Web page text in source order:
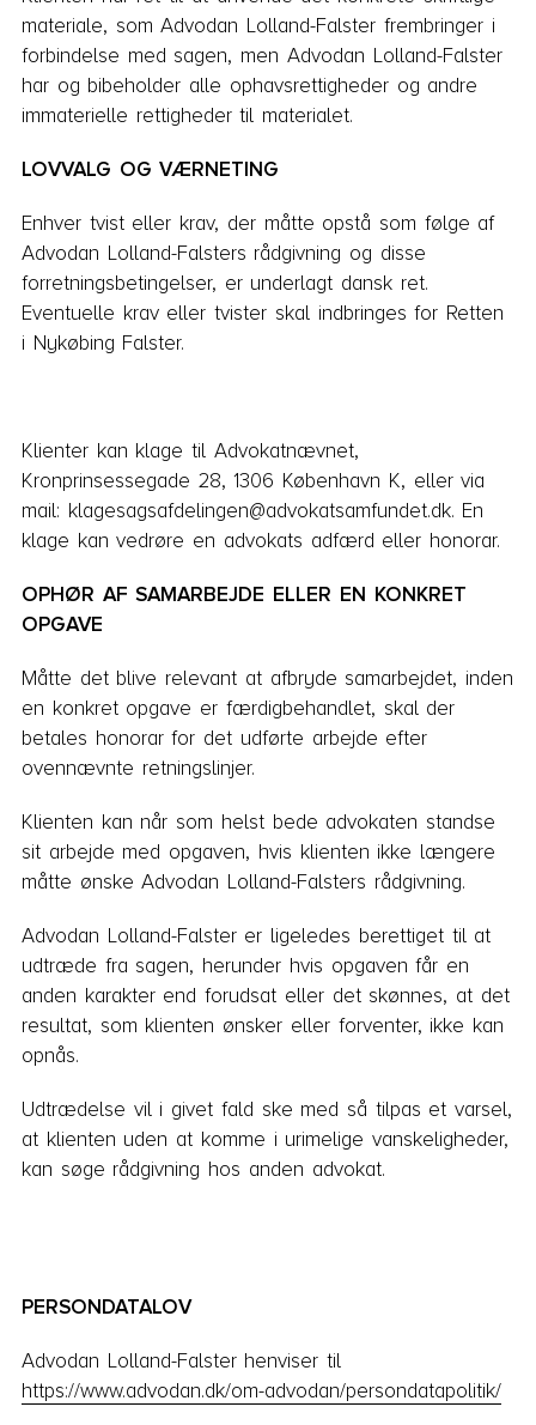
materiale, som Advodan Lolland-Falster frembringer i
forbindel­se med sagen, men Advodan Lolland-Falster
har og bibeholder alle ophavsrettigheder og andre
immaterielle ret­tigheder til materialet.
LOVVALG OG VÆRNETING
Enhver tvist eller krav, der måtte opstå som følge af
Advodan Lolland-Falsters rådgivning og disse
forretningsbetingelser, er underlagt dansk ret.
Eventuelle krav eller tvister skal indbringes for Retten
i Nykøbing Falster.
Klienter kan klage til Advokatnævnet,
Kronprinsessegade 28, 1306 København K, eller via
mail: klagesagsafdelingen@advokatsamfundet.dk. En
klage kan vedrøre en advokats adfærd eller honorar.
OPHØR AF SAMARBEJDE ELLER EN KONKRET
OPGAVE
Måtte det blive relevant at afbryde samarbejdet, inden
en konkret opgave er færdigbehandlet, skal der
betales honorar for det udførte arbejde efter
ovennævnte retningslinjer.
Klienten kan når som helst bede advokaten standse
sit arbejde med opgaven, hvis klienten ikke længere
måtte ønske Advodan Lolland-Falsters rådgivning.
Advodan Lolland-Falster er ligeledes berettiget til at
udtræde fra sagen, herunder hvis opgaven får en
anden karakter end forudsat eller det skønnes, at det
resultat, som klienten ønsker eller forventer, ikke kan
opnås.
Udtrædelse vil i givet fald ske med så tilpas et varsel,
at klienten uden at komme i urimelige vanskeligheder,
kan søge rådgivning hos anden advokat.
PERSONDATALOV
Advodan Lolland-Falster henviser til
https://www.advodan.dk/om-advodan/persondatapolitik/